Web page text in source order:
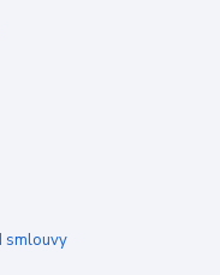
smlouvy